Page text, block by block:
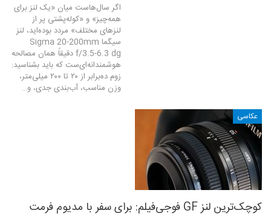
اگر سال‌هاست میان «یک لنز برای
همه‌چیز» و «کوله‌پشتی پر از
لنزهای مختلف» مردد بوده‌اید، لنز
سیگما Sigma 20-200mm
f/3.5-6.3 dg دقیقاً همان مصالحه
هوشمندانه‌ای‌ست که باید بشناسید:
زوم ده‌برابر از ۲۰ تا ۲۰۰ میلی‌متر،
وزن مناسب، آب‌بندی جدی، و…
عکاسی
کوچک‌ترین لنز GF فوجی‌فیلم: برای سفر با مدیوم فرمت